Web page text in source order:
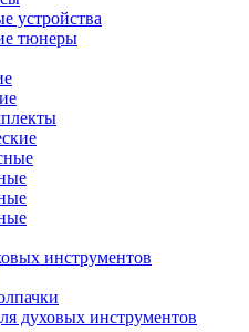
устройства
тюнеры
инструментов
духовых инструментов